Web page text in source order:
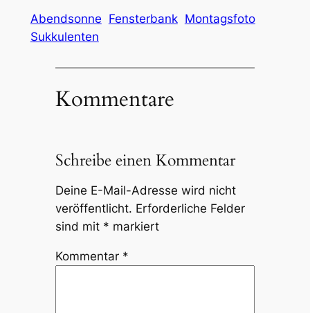
Abendsonne Fensterbank Montagsfoto
Sukkulenten
Kommentare
Schreibe einen Kommentar
Deine E-Mail-Adresse wird nicht
veröffentlicht. Erforderliche Felder
sind mit * markiert
Kommentar *